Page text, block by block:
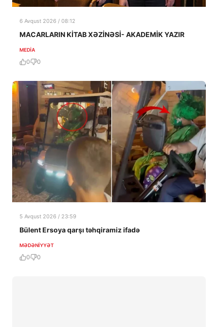
6 Avqust 2026 / 08:12
MACARLARIN KİTAB XƏZİNƏSİ- AKADEMİK YAZIR
MEDİA
0 0
5 Avqust 2026 / 23:59
Bülent Ersoya qarşı təhqiramiz ifadə
MƏDƏNIYYƏT
0 0